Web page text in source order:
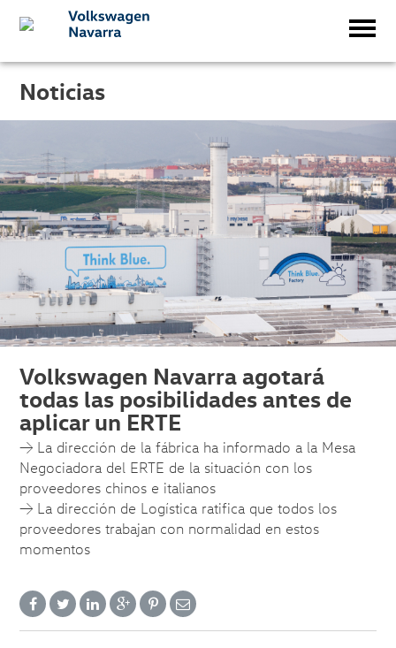
Noticias
Volkswagen Navarra agotará
todas las posibilidades antes de
aplicar un ERTE
→ La dirección de la fábrica ha informado a la Mesa
Negociadora del ERTE de la situación con los
proveedores chinos e italianos
→ La dirección de Logística ratifica que todos los
proveedores trabajan con normalidad en estos
momentos